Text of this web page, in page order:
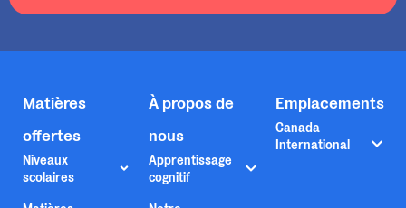
Matières
offertes
Niveaux
scolaires
À propos de
nous
Apprentissage
cognitif
Emplacements
Canada
International